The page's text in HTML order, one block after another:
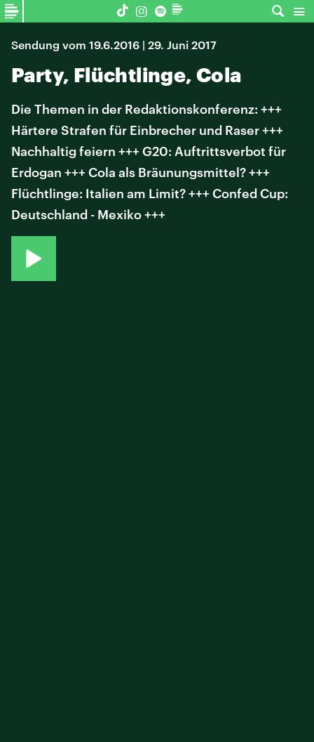
Sendung vom 19.6.2016 | 29. Juni 2017
Party, Flüchtlinge, Cola
Die Themen in der Redaktionskonferenz: +++
Härtere Strafen für Einbrecher und Raser +++
Nachhaltig feiern +++ G20: Auftrittsverbot für
Erdogan +++ Cola als Bräunungsmittel? +++
Flüchtlinge: Italien am Limit? +++ Confed Cup:
Deutschland - Mexiko +++